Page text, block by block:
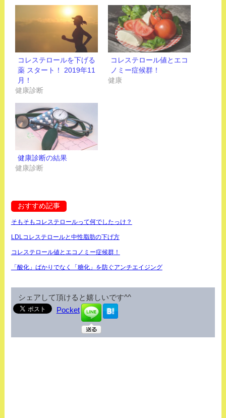
コレステロールを下げる
薬 スタート！ 2019年11
月！
健康診断
コレステロール値とエコ
ノミー症候群！
健康
健康診断の結果
健康診断
おすすめ記事
そもそもコレステロールって何でしたっけ？
LDLコレステロールと中性脂肪の下げ方
コレステロール値とエコノミー症候群！
「酸化」ばかりでなく「糖化」を防ぐアンチエイジング
シェアして頂けると嬉しいです^^
Pocket